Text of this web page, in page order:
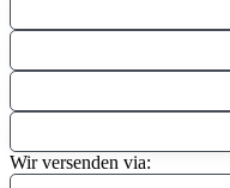
Wir versenden via: